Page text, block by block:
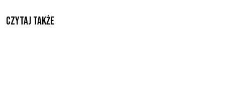
Czytaj także